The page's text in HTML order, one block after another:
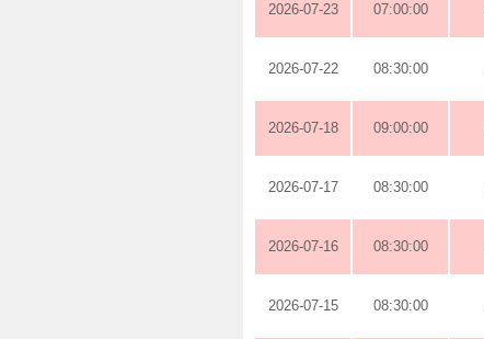
2026-07-23 07:00:00
2026-07-22 08:30:00
2026-07-18 09:00:00
2026-07-17 08:30:00
2026-07-16 08:30:00
2026-07-15 08:30:00